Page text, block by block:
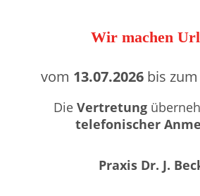
Wir machen
vom 13.07.2026bis zum
Die Vertretung
telefonischer
Praxis Dr. J.